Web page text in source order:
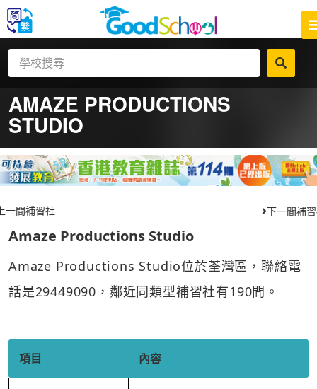
AMAZE PRODUCTIONS
STUDIO
一間補習社 下一間補
Amaze Productions Studio
Amaze Productions Studio位於荃灣區，聯絡電
話是29449090，鄰近同類型補習社有190間。
項目 內容